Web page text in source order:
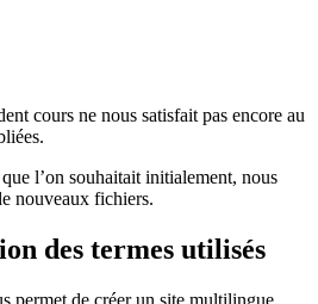
cours ne nous satisfait pas encore au
l’on souhaitait initialement, nous
nouveaux fichiers.
des termes utilisés
permet de créer un site multilingue.